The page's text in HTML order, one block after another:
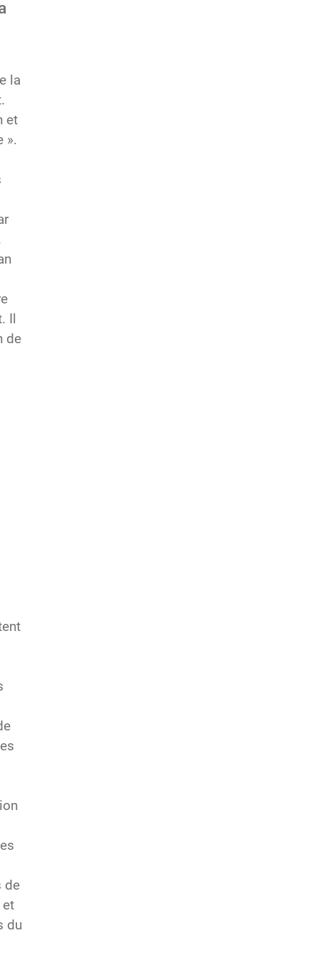
la
et
».
Il
de
de
et
du